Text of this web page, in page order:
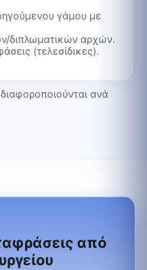
γάμου με
διπλωματικών αρχών.
(τελεσίδικες).
ανά
από